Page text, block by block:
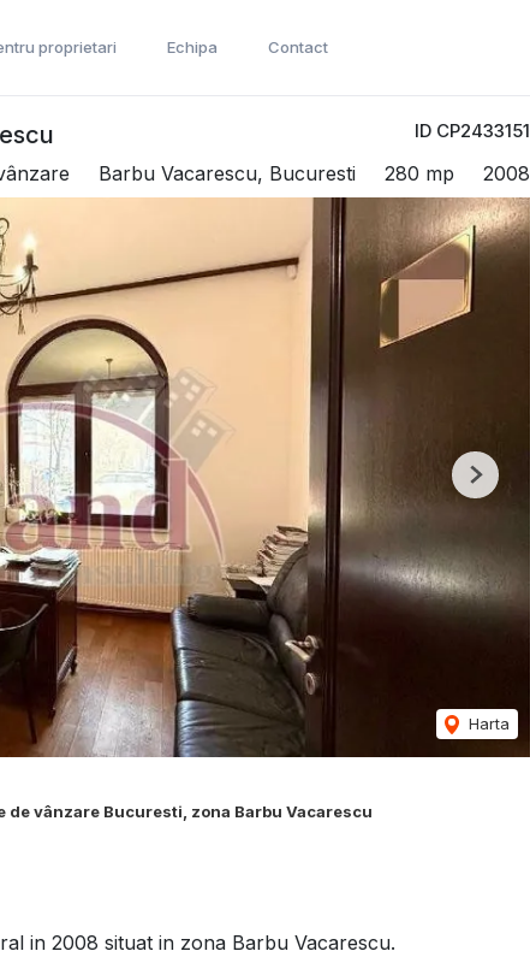
proprietari Echipa Contact
ID CP2433151
Barbu Vacarescu, Bucuresti 280 mp 2008
Harta
Next
de vânzare Bucuresti, zona Barbu Vacarescu
in 2008 situat in zona Barbu Vacarescu.